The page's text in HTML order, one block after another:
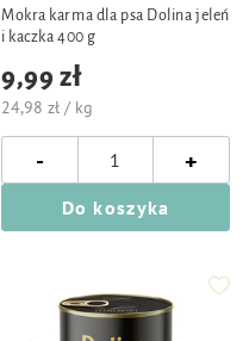
Mokra karma dla psa Dolina jeleń
i kaczka 400 g
9,99 zł
24,98 zł / kg
- +
Do koszyka